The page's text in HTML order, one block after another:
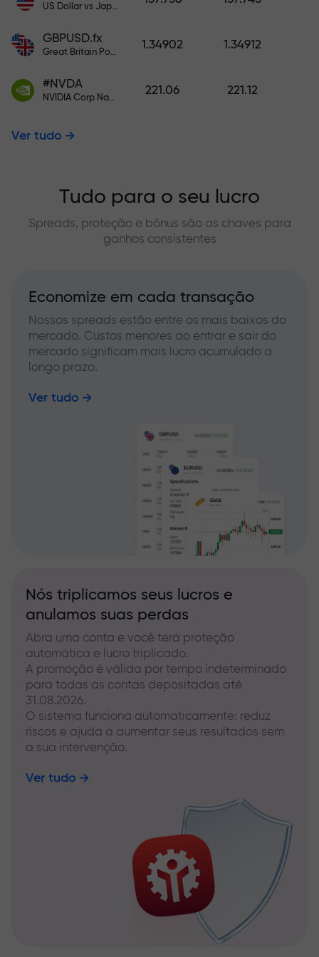
US Dollar vs Japanese Yen
GBPUSD.fx
Great Britain Pound vs US Dollar
1.34902 1.34912
#NVDA
NVIDIA Corp Nasdaq Stock Exchange (Nasdaq) USD
221.06 221.12
Ver tudo
Tudo para o seu lucro
Spreads, proteção e bônus são as chaves para
ganhos consistentes
Economize em cada transação
Nossos spreads estão entre os mais baixos do
mercado. Custos menores ao entrar e sair do
mercado significam mais lucro acumulado a
longo prazo.
Ver tudo
Nós triplicamos seus lucros e
anulamos suas perdas
Abra uma conta e você terá proteção
automática e lucro triplicado.
A promoção é válida por tempo indeterminado
para todas as contas depositadas até
31.08.2026.
O sistema funciona automaticamente: reduz
riscos e ajuda a aumentar seus resultados sem
a sua intervenção.
Ver tudo